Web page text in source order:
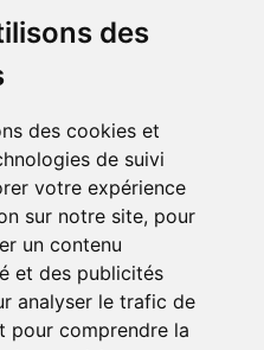
des
des cookies et
de suivi
votre expérience
sur notre site, pour
un contenu
et des publicités
analyser le trafic de
pour comprendre la
vétérinaire